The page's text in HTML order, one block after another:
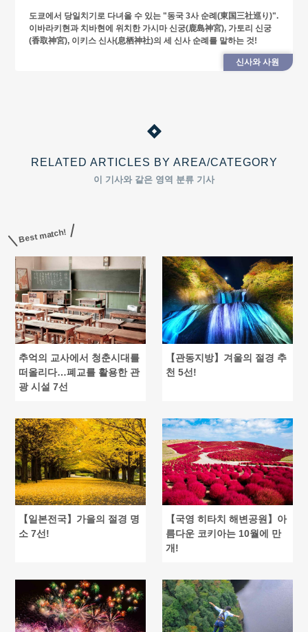
도쿄에서 당일치기로 다녀올 수 있는 "동국 3사 순례(東国三社巡り)".
이바라키현과 치바현에 위치한 가시마 신궁(鹿島神宮), 가토리 신궁
(香取神宮), 이키스 신사(息栖神社)의 세 신사 순례를 말하는 것!
신사와 사원
RELATED ARTICLES BY AREA/CATEGORY
이 기사와 같은 영역 분류 기사
Best match!
추억의 교사에서 청춘시대를
떠올리다…폐교를 활용한 관
광 시설 7선
【관동지방】겨울의 절경 추
천 5선!
【일본전국】가을의 절경 명
소 7선!
【국영 히타치 해변공원】아
름다운 코키아는 10월에 만
개!